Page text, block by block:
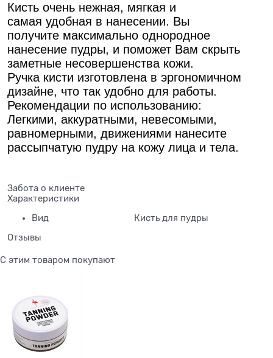
Кисть очень нежная, мягкая и
самая удобная в нанесении. Вы
получите максимально однородное
нанесение пудры, и поможет Вам скрыть
заметные несовершенства кожи.
Ручка кисти изготовлена в эргономичном
дизайне, что так удобно для работы.
Рекомендации по использованию:
Легкими, аккуратными, невесомыми,
равномерными, движениями нанесите
рассыпчатую пудру на кожу лица и тела.
Забота о клиенте
Характеристики
Вид
Кисть для пудры
Отзывы
С этим товаром покупают